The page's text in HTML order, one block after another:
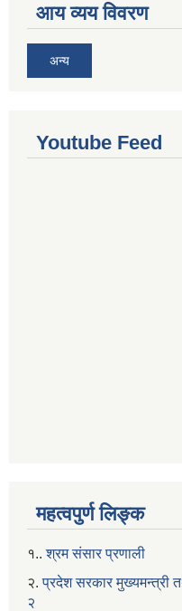
आय व्यय विवरण
अन्य
Youtube Feed
महत्वपुर्ण लिङ्क
१..श्रम संसार प्रणाली
२. प्रदेश सरकार मुख्यमन्त्री
२